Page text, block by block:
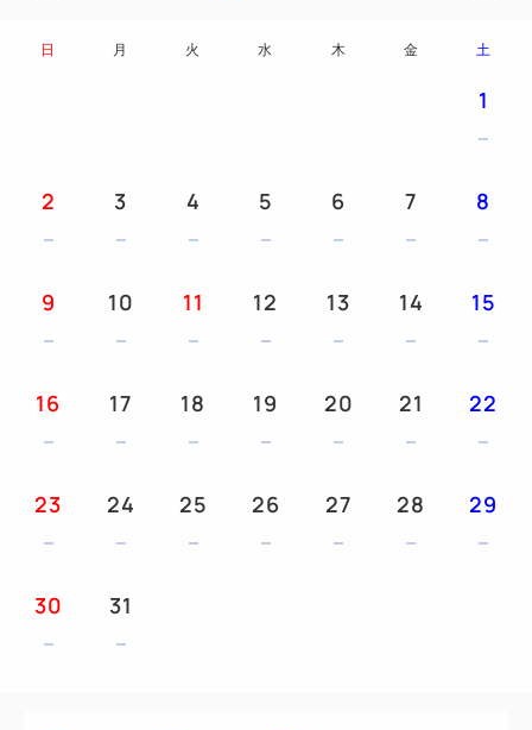
楽しめる施設が盛り沢山！
大人も子供も楽しい「未来を創る ひとづくり、もの
づくり。」をテーマにした科学館。日本最大級のドー
等、4Kプロジェクターで迫力満点の映像が楽しめま
す！
『航空プラザ』車約 １０分
小型レジャースポーツ機から自衛隊のジェット戦闘機
資料館。 日本最大級の飛行機型屋内大型遊具を備え
た親子で楽しいプレイランドも大人気！
日 月 火 水 木 金 土
1
2 3 4 5 6 7 8
9 10 11 12 13 14 15
16 17 18 19 20 21 22
23 24 25 26 27 28 29
30 31